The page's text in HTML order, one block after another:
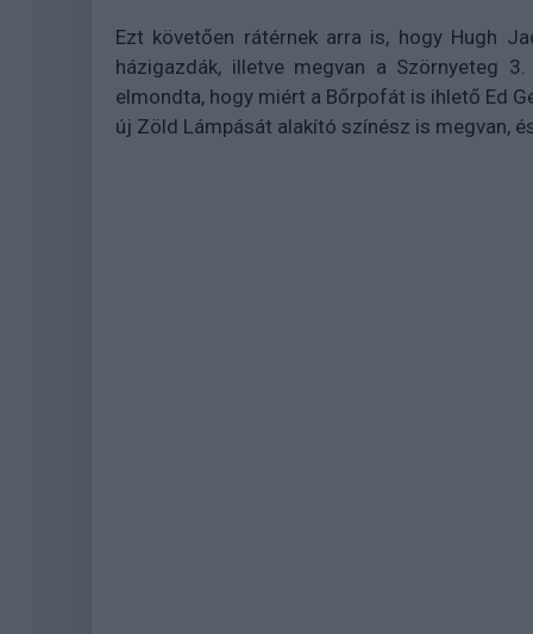
Ezt követően rátérnek arra is, hogy Hugh
házigazdák, illetve megvan a Szörnyeteg
elmondta, hogy miért a Bőrpofát is ihlető Ed
új Zöld Lámpását alakító színész is megvan,